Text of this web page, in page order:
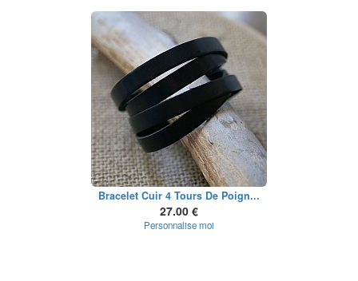
Bracelet Cuir 4 Tours De Poign...
27.00 €
Personnalise moi